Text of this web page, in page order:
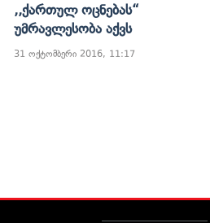
,,ქართულ Ოცნებას“
Უმრავლესობა Აქვს
31 ოქტომბერი 2016, 11:17